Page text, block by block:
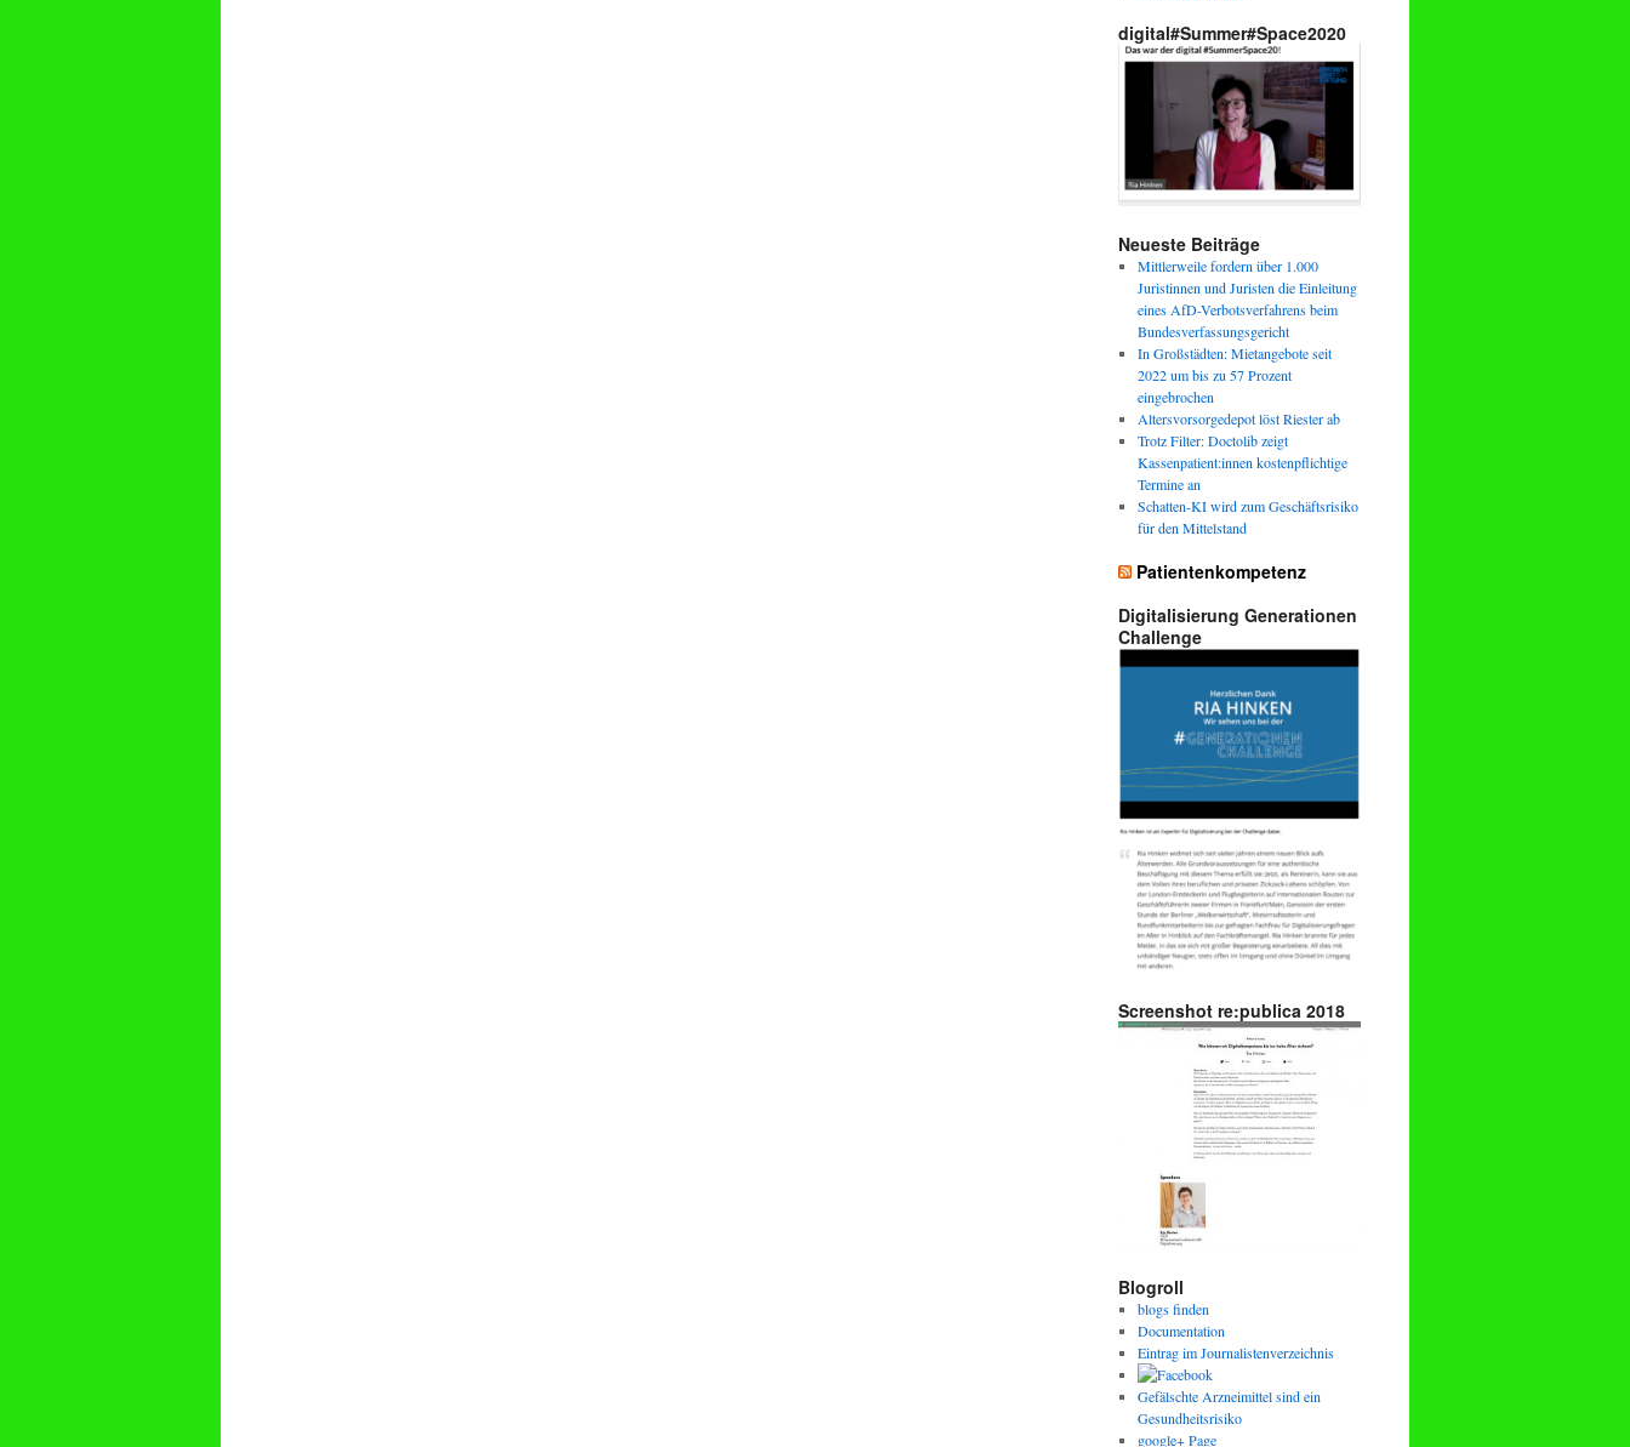
digital#Summer#Space2020
Neueste Beiträge
Mittlerweile fordern über 1.000
Juristinnen und Juristen die Einleitung
eines AfD-Verbotsverfahrens beim
Bundesverfassungsgericht
In Großstädten: Mietangebote seit
2022 um bis zu 57 Prozent
eingebrochen
Altersvorsorgedepot löst Riester ab
Trotz Filter: Doctolib zeigt
Kassenpatient:innen kostenpflichtige
Termine an
Schatten-KI wird zum Geschäftsrisiko
für den Mittelstand
Patientenkompetenz
Digitalisierung Generationen
Challenge
Screenshot re:publica 2018
Blogroll
blogs finden
Documentation
Eintrag im Journalistenverzeichnis
Gefälschte Arzneimittel sind ein
Gesundheitsrisiko
google+ Page